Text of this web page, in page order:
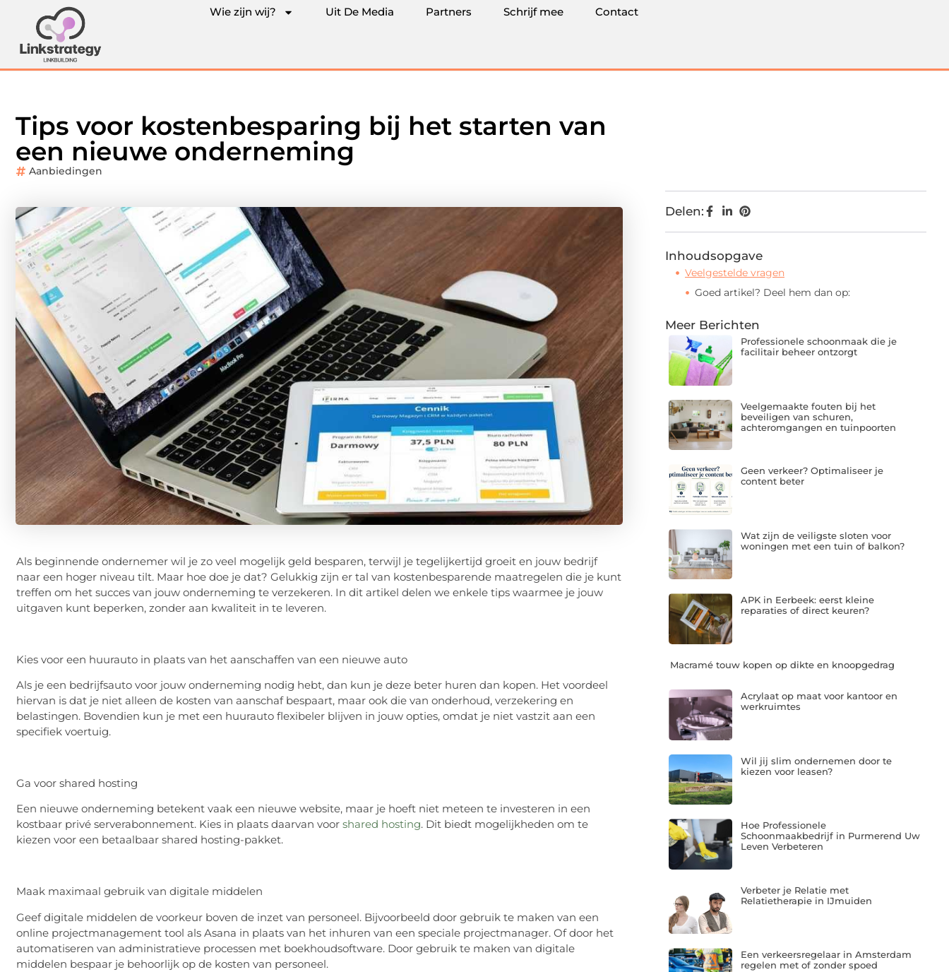
Wie zijn wij? Uit De Media Partners Schrijf mee Contact
Tips voor kostenbesparing bij het starten van
een nieuwe onderneming
Aanbiedingen
Als beginnende ondernemer wil je zo veel mogelijk geld besparen, terwijl je tegelijkertijd groeit en jouw bedrijf
naar een hoger niveau tilt. Maar hoe doe je dat? Gelukkig zijn er tal van kostenbesparende maatregelen die je kunt
treffen om het succes van jouw onderneming te verzekeren. In dit artikel delen we enkele tips waarmee je jouw
uitgaven kunt beperken, zonder aan kwaliteit in te leveren.
Kies voor een huurauto in plaats van het aanschaffen van een nieuwe auto
Als je een bedrijfsauto voor jouw onderneming nodig hebt, dan kun je deze beter huren dan kopen. Het voordeel
hiervan is dat je niet alleen de kosten van aanschaf bespaart, maar ook die van onderhoud, verzekering en
belastingen. Bovendien kun je met een huurauto flexibeler blijven in jouw opties, omdat je niet vastzit aan een
specifiek voertuig.
Ga voor shared hosting
Een nieuwe onderneming betekent vaak een nieuwe website, maar je hoeft niet meteen te investeren in een
kostbaar privé serverabonnement. Kies in plaats daarvan voor shared hosting. Dit biedt mogelijkheden om te
kiezen voor een betaalbaar shared hosting-pakket.
Maak maximaal gebruik van digitale middelen
Geef digitale middelen de voorkeur boven de inzet van personeel. Bijvoorbeeld door gebruik te maken van een
online projectmanagement tool als Asana in plaats van het inhuren van een speciale projectmanager. Of door het
automatiseren van administratieve processen met boekhoudsoftware. Door gebruik te maken van digitale
middelen bespaar je behoorlijk op de kosten van personeel.
Delen:
Inhoudsopgave
Veelgestelde vragen
Goed artikel? Deel hem dan op:
Meer Berichten
Professionele schoonmaak die je
facilitair beheer ontzorgt
Veelgemaakte fouten bij het
beveiligen van schuren,
achteromgangen en tuinpoorten
Geen verkeer? Optimaliseer je
content beter
Wat zijn de veiligste sloten voor
woningen met een tuin of balkon?
APK in Eerbeek: eerst kleine
reparaties of direct keuren?
Macramé touw kopen op dikte en knoopgedrag
Acrylaat op maat voor kantoor en
werkruimtes
Wil jij slim ondernemen door te
kiezen voor leasen?
Hoe Professionele
Schoonmaakbedrijf in Purmerend Uw
Leven Verbeteren
Verbeter je Relatie met
Relatietherapie in IJmuiden
Een verkeersregelaar in Amsterdam
regelen met of zonder spoed